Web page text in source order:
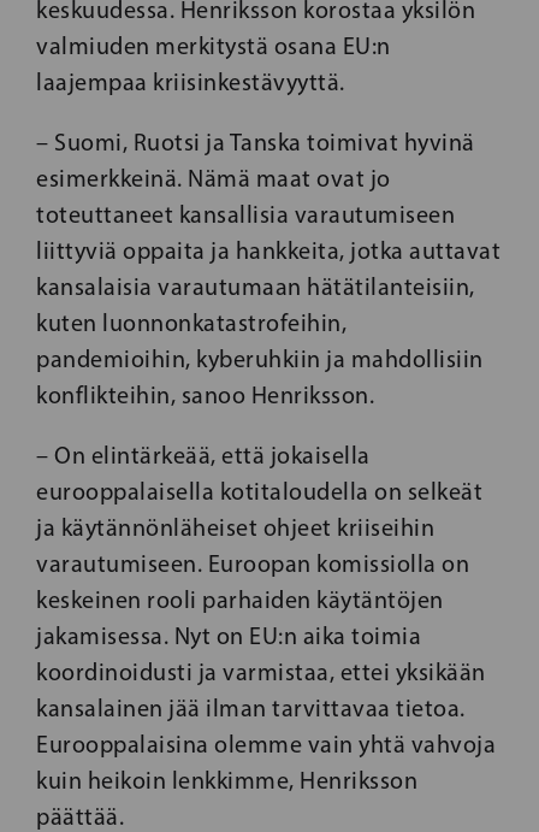
keskuudessa. Henriksson korostaa yksilön
valmiuden merkitystä osana EU:n
laajempaa kriisinkestävyyttä.
– Suomi, Ruotsi ja Tanska toimivat hyvinä
esimerkkeinä. Nämä maat ovat jo
toteuttaneet kansallisia varautumiseen
liittyviä oppaita ja hankkeita, jotka auttavat
kansalaisia varautumaan hätätilanteisiin,
kuten luonnonkatastrofeihin,
pandemioihin, kyberuhkiin ja mahdollisiin
konflikteihin, sanoo Henriksson.
– On elintärkeää, että jokaisella
eurooppalaisella kotitaloudella on selkeät
ja käytännönläheiset ohjeet kriiseihin
varautumiseen. Euroopan komissiolla on
keskeinen rooli parhaiden käytäntöjen
jakamisessa. Nyt on EU:n aika toimia
koordinoidusti ja varmistaa, ettei yksikään
kansalainen jää ilman tarvittavaa tietoa.
Eurooppalaisina olemme vain yhtä vahvoja
kuin heikoin lenkkimme, Henriksson
päättää.